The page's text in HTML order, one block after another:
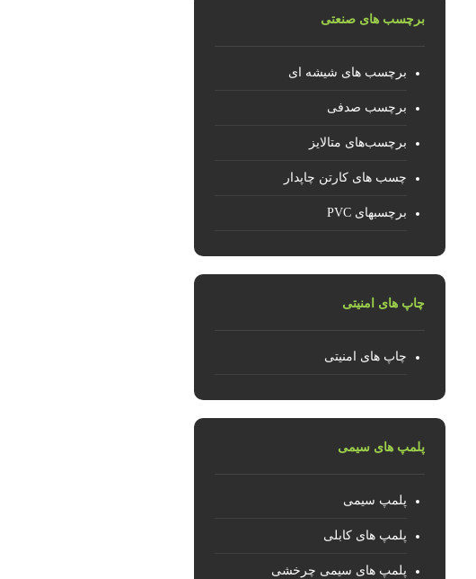
برچسب های صنعتی
برچسب های شیشه ای
برچسب صدفی
برچسب‌های متالایز
چسب های کارتن چاپدار
برچسبهای PVC
چاپ های امنیتی
چاپ های امنیتی
پلمپ های سیمی
پلمپ سیمی
پلمپ های کابلی
پلمپ های سیمی چرخشی